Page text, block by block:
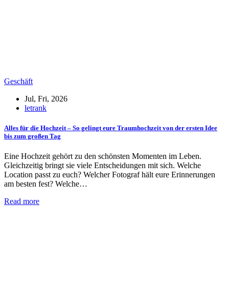
Geschäft
Jul, Fri, 2026
letrank
Alles für die Hochzeit – So gelingt eure Traumhochzeit von der ersten Idee
bis zum großen Tag
Eine Hochzeit gehört zu den schönsten Momenten im Leben.
Gleichzeitig bringt sie viele Entscheidungen mit sich. Welche
Location passt zu euch? Welcher Fotograf hält eure Erinnerungen
am besten fest? Welche…
Read more